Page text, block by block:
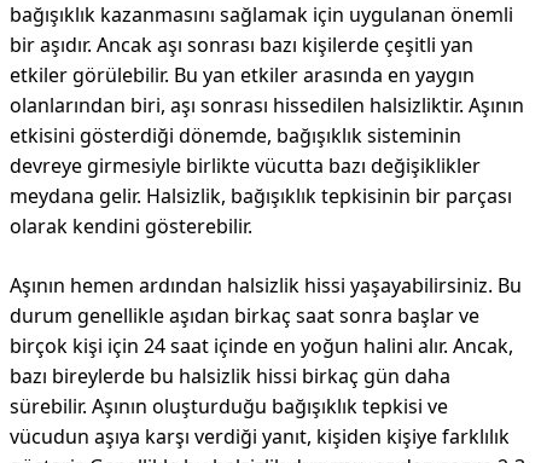
bağışıklık kazanmasını sağlamak için uygulanan önemli
bir aşıdır. Ancak aşı sonrası bazı kişilerde çeşitli yan
etkiler görülebilir. Bu yan etkiler arasında en yaygın
olanlarından biri, aşı sonrası hissedilen halsizliktir. Aşının
etkisini gösterdiği dönemde, bağışıklık sisteminin
devreye girmesiyle birlikte vücutta bazı değişiklikler
meydana gelir. Halsizlik, bağışıklık tepkisinin bir parçası
olarak kendini gösterebilir.
Aşının hemen ardından halsizlik hissi yaşayabilirsiniz. Bu
durum genellikle aşıdan birkaç saat sonra başlar ve
birçok kişi için 24 saat içinde en yoğun halini alır. Ancak,
bazı bireylerde bu halsizlik hissi birkaç gün daha
sürebilir. Aşının oluşturduğu bağışıklık tepkisi ve
vücudun aşıya karşı verdiği yanıt, kişiden kişiye farklılık